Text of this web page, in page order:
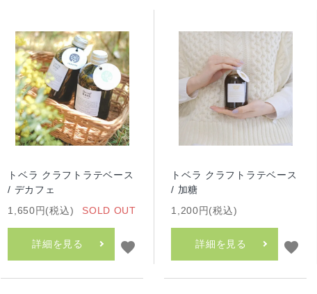
トベラ クラフトラテベース
/ デカフェ
1,650円(税込)
SOLD OUT
詳細を見る favorite
トベラ クラフトラテベース
/ 加糖
1,200円(税込)
詳細を見る favorite